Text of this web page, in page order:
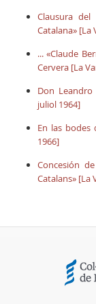
Clausura
Catalana» [La
... «Claude
Cervera [La
Don Leandro
juliol 1964]
En las bodes
1966]
Concesión
Catalans» [La